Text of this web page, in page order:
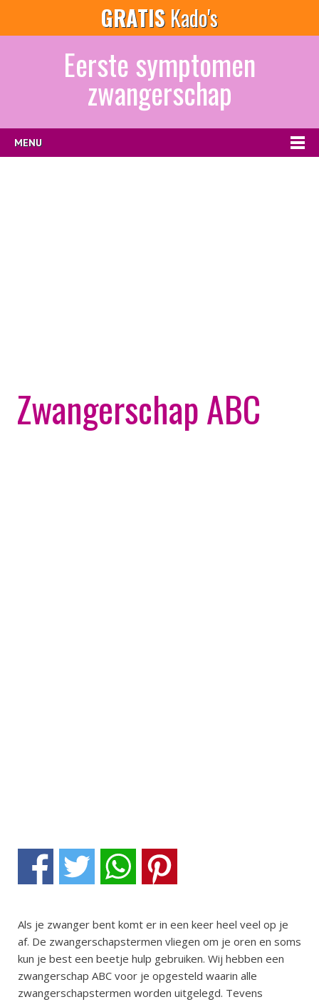
GRATIS Kado's
Eerste symptomen
zwangerschap
MENU
Zwangerschap ABC
Als je zwanger bent komt er in een keer heel veel op je
af. De zwangerschapstermen vliegen om je oren en soms
kun je best een beetje hulp gebruiken. Wij hebben een
zwangerschap ABC voor je opgesteld waarin alle
zwangerschapstermen worden uitgelegd. Tevens